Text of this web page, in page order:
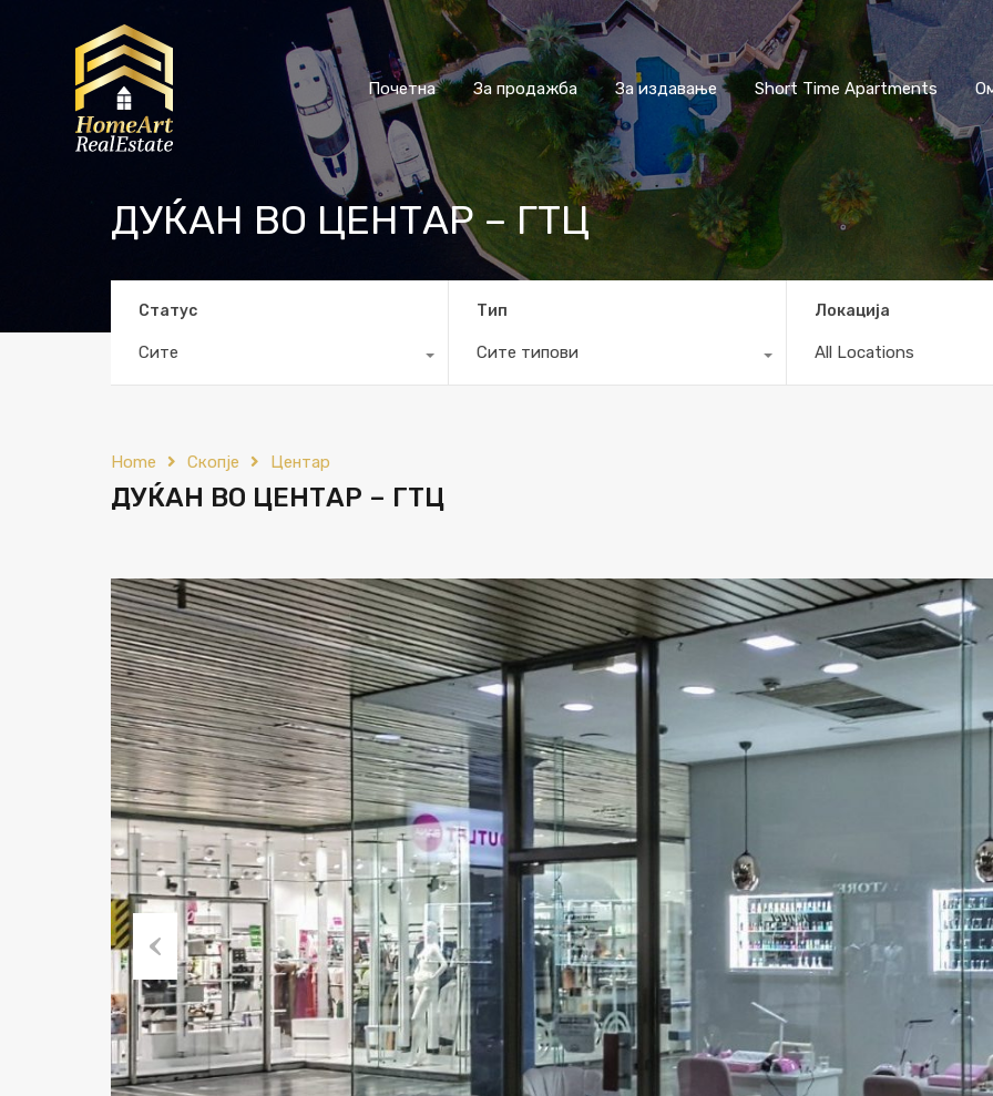
Почетна За продажба За издавање Short Time Apartments
ДУЌАН ВО ЦЕНТАР – ГТЦ
Статус
Сите
Тип
Сите типови
Локација
All Locations
Home Скопје Центар
ДУЌАН ВО ЦЕНТАР – ГТЦ
Previous